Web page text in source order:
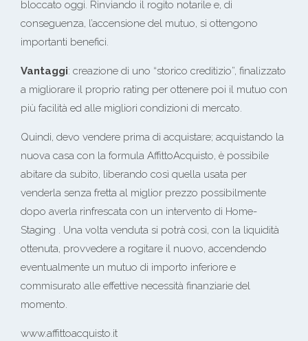
bloccato oggi. Rinviando il rogito notarile e, di
conseguenza, l’accensione del mutuo, si ottengono
importanti benefici.
Vantaggi: creazione di uno “storico creditizio”, finalizzato
a migliorare il proprio rating per ottenere poi il mutuo con
più facilità ed alle migliori condizioni di mercato.
Quindi, devo vendere prima di acquistare; acquistando la
nuova casa con la formula AffittoAcquisto, è possibile
abitare da subito, liberando così quella usata per
venderla senza fretta al miglior prezzo possibilmente
dopo averla rinfrescata con un intervento di Home-
Staging . Una volta venduta si potrà così, con la liquidità
ottenuta, provvedere a rogitare il nuovo, accendendo
eventualmente un mutuo di importo inferiore e
commisurato alle effettive necessità finanziarie del
momento.
www.affittoacquisto.it